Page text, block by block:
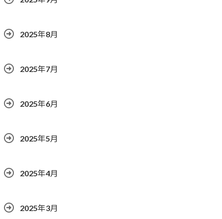
2025年8月
2025年7月
2025年6月
2025年5月
2025年4月
2025年3月